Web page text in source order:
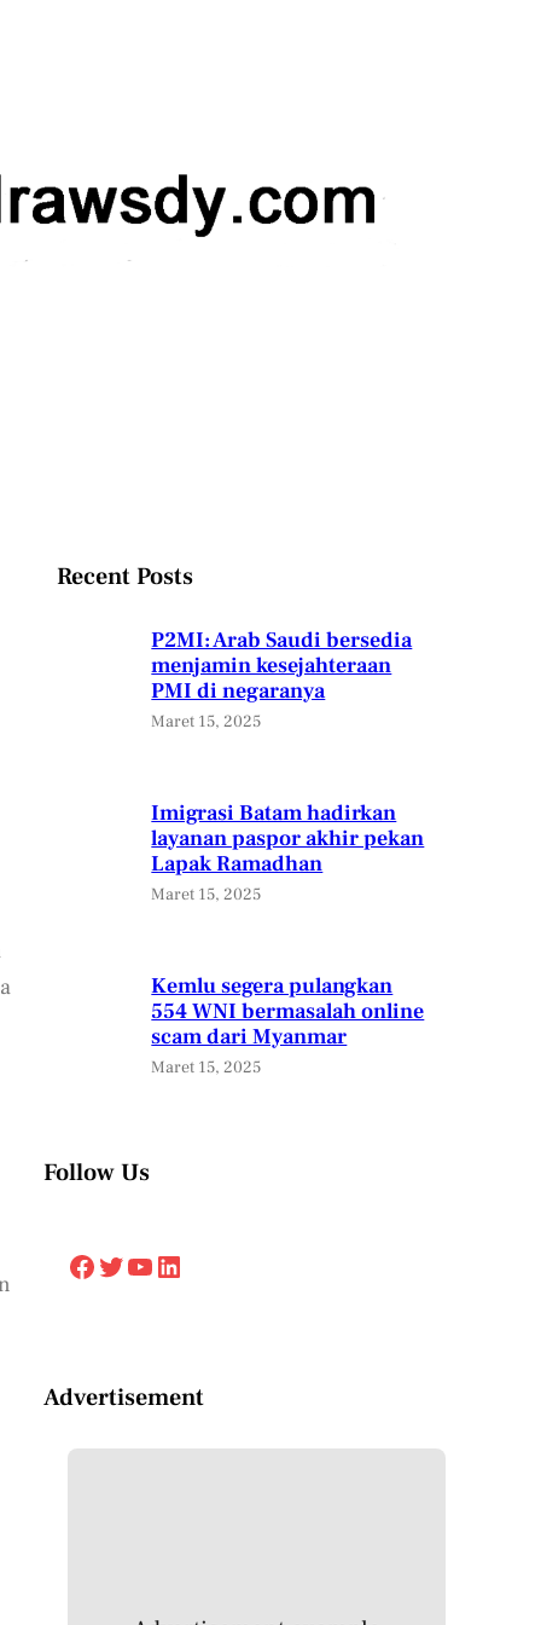
Recent Posts
P2MI: Arab Saudi bersedia
menjamin kesejahteraan
PMI di negaranya
Maret 15, 2025
Imigrasi Batam hadirkan
layanan paspor akhir pekan
Lapak Ramadhan
Maret 15, 2025
Kemlu segera pulangkan
554 WNI bermasalah online
scam dari Myanmar
Maret 15, 2025
Follow Us
Facebook Twitter YouTube LinkedIn
Advertisement